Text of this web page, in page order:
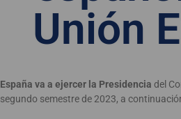
Unión
España va a ejercer la Presidencia del
segundo semestre de 2023, a